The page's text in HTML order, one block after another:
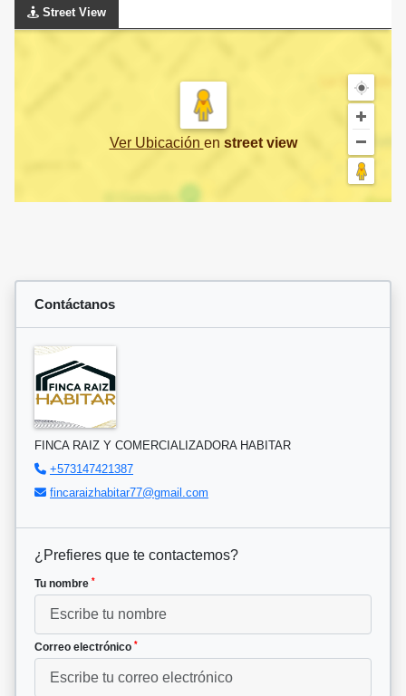
Street View
Ver Ubicación en street view
Contáctanos
FINCA RAIZ Y COMERCIALIZADORA HABITAR
+573147421387
fincaraizhabitar77@gmail.com
¿Prefieres que te contactemos?
Tu nombre *
Correo electrónico *